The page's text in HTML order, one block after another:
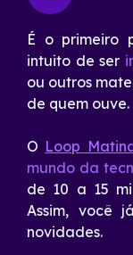
É o primeiro
intuito de ser
ou outros
de quem ouve.
O Loop
mundo da
de 10 a 15
Assim, você
novidades.